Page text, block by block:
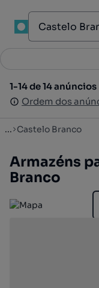
1-14 de 14 anúncios
Ordem dos
1-14 de 14 anúncios
Ordem dos
... Castelo Branco
Armazéns
Branco